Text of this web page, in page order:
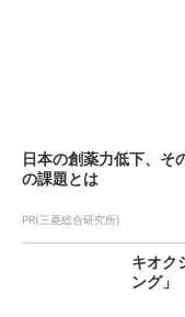
日本の創薬力低下、そ
の課題とは
PR(三菱総合研究所)
キオク
ング